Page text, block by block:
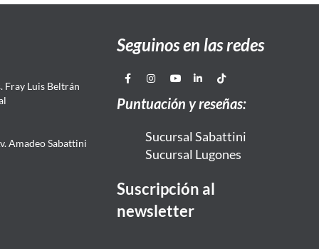
Fray Luis Beltrán
Amadeo Sabattini
Seguinos en las redes
Puntuación y reseñas:
Sucursal Sabattini
Sucursal Lugones
Suscripción al
newsletter